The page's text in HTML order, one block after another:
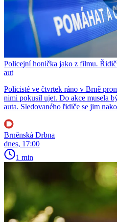
Policejní honička jako z filmu.
aut
Policisté ve čtvrtek ráno v Brně
nimi pokusil ujet. Do akce musela
auta. Sledovaného řidiče se jim
Brněnská Drbna
dnes, 17:00
1 min